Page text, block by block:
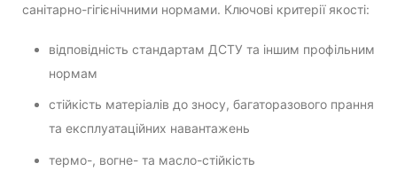
санітарно-гігієнічними нормами. Ключові критерії якості:
відповідність стандартам ДСТУ та іншим профільним
нормам
стійкість матеріалів до зносу, багаторазового прання
та експлуатаційних навантажень
термо-, вогне- та масло-стійкість